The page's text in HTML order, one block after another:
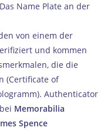
Name Plate an der
von einem der
und kommen
die die
(Certificate of
Authenticator
Memorabilia
Spence